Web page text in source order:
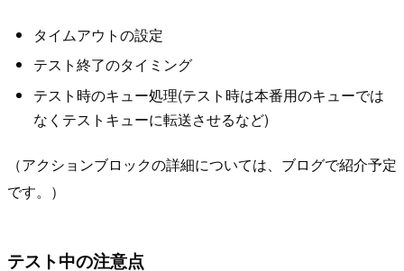
タイムアウトの設定
テスト終了のタイミング
テスト時のキュー処理(テスト時は本番用のキューでは
なくテストキューに転送させるなど)
（アクションブロックの詳細については、ブログで紹介予定
です。）
テスト中の注意点